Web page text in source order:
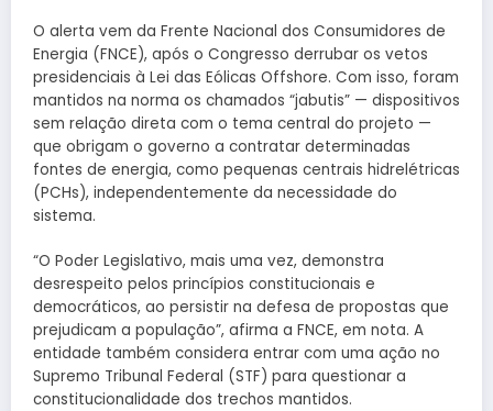
O alerta vem da Frente Nacional dos Consumidores de
Energia (FNCE), após o Congresso derrubar os vetos
presidenciais à Lei das Eólicas Offshore. Com isso, foram
mantidos na norma os chamados “jabutis” — dispositivos
sem relação direta com o tema central do projeto —
que obrigam o governo a contratar determinadas
fontes de energia, como pequenas centrais hidrelétricas
(PCHs), independentemente da necessidade do
sistema.
“O Poder Legislativo, mais uma vez, demonstra
desrespeito pelos princípios constitucionais e
democráticos, ao persistir na defesa de propostas que
prejudicam a população”, afirma a FNCE, em nota. A
entidade também considera entrar com uma ação no
Supremo Tribunal Federal (STF) para questionar a
constitucionalidade dos trechos mantidos.